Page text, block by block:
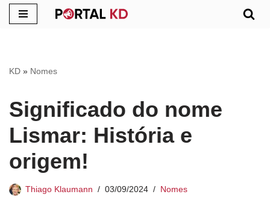
conteúdo
KD » Nomes
Significado do nome
Lismar: História e
origem!
Thiago Klaumann 03/09/2024 Nomes